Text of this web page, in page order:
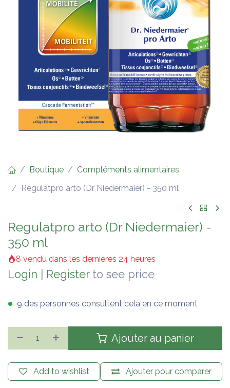
Boutique
Compléments alimentaires
Regulatpro arto (Dr Niedermaier) - 350 ml
Regulatpro arto (Dr Niedermaier) -
350 ml
8 vendu dans les dernières 24 heures
Login Register to see price
9 des personnes consultent cela en ce moment
Ajouter au panier
Ajouter pour comparer
Add to wishlist